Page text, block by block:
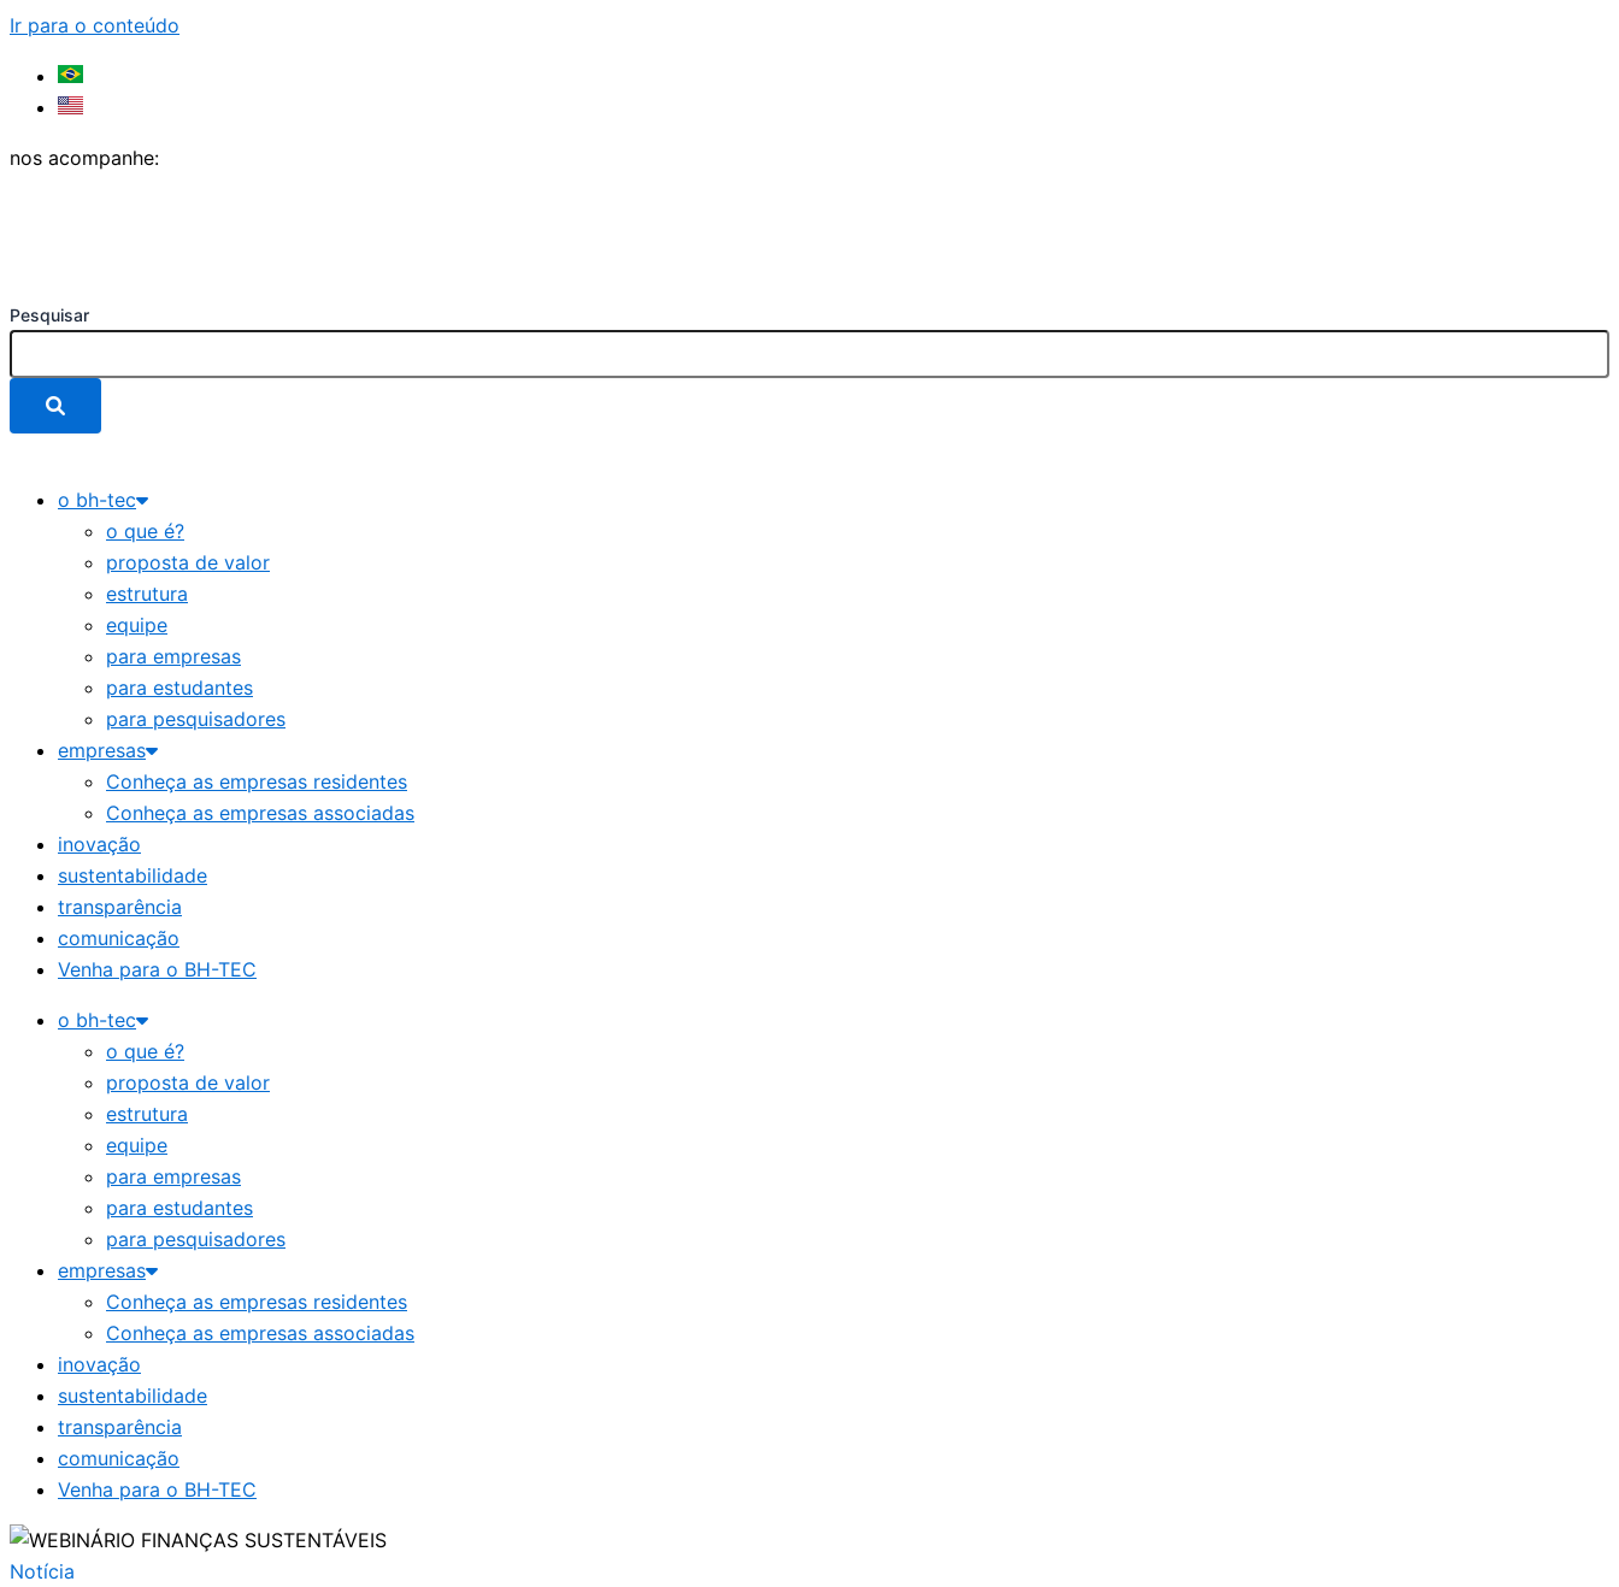
Ir para o conteúdo
nos acompanhe:
Pesquisar
o bh-tec
o que é?
proposta de valor
estrutura
equipe
para empresas
para estudantes
para pesquisadores
empresas
Conheça as empresas residentes
Conheça as empresas associadas
inovação
sustentabilidade
transparência
comunicação
Venha para o BH-TEC
o bh-tec
o que é?
proposta de valor
estrutura
equipe
para empresas
para estudantes
para pesquisadores
empresas
Conheça as empresas residentes
Conheça as empresas associadas
inovação
sustentabilidade
transparência
comunicação
Venha para o BH-TEC
Notícia